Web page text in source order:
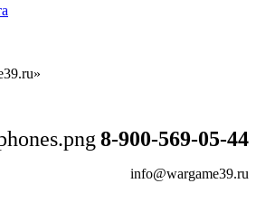
8-900-569-05-44
info@wargame39.ru